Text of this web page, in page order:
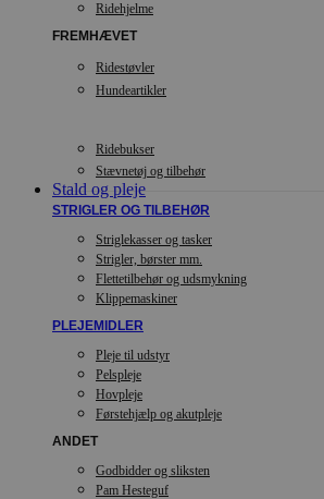
Ridehjelme
FREMHÆVET
Ridestøvler
Hundeartikler
Ridebukser
Stævnetøj og tilbehør
Stald og pleje
STRIGLER OG TILBEHØR
Striglekasser og tasker
Strigler, børster mm.
Flettetilbehør og udsmykning
Klippemaskiner
PLEJEMIDLER
Pleje til udstyr
Pelspleje
Hovpleje
Førstehjælp og akutpleje
ANDET
Godbidder og sliksten
Pam Hesteguf